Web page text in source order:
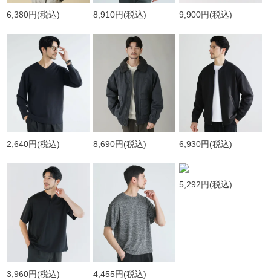
6,380円(税込) 8,910円(税込) 9,900円(税込)
2,640円(税込) 8,690円(税込) 6,930円(税込)
3,960円(税込) 4,455円(税込)
5,292円(税込)